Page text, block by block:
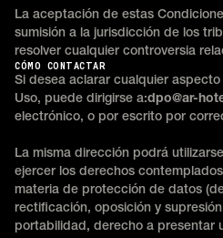
La aceptación de estas
sumisión a la jurisdicción de los
resolver cualquier controversia
CÓMO CONTACTAR
Si desea aclarar cualquier
Uso, puede dirigirse a:dpo@ar-
electrónico, o por escrito por
La misma dirección podrá
ejercer los derechos
materia de protección de datos
rectificación, oposición y
portabilidad, derecho a presentar